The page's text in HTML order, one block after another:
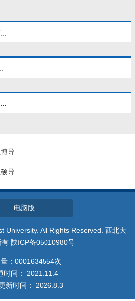
导
导
电脑版
University. All Rights Reserved. 西北大
有 陕ICP备05010980号
： 0001634554次
时间： 2021 11 4
新时间： 2026 8 3